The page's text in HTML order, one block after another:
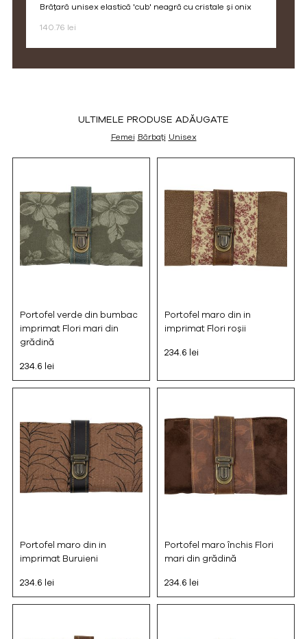
brățară unisex elastică 'cub' neagră cu cristale și onix
140.76 lei
ULTIMELE PRODUSE ADĂUGATE
Femei Bărbați Unisex
Portofel verde din bumbac
imprimat Flori mari din
grădină
234.6 lei
Portofel maro din in
imprimat Flori roșii
234.6 lei
Portofel maro din in
imprimat Buruieni
234.6 lei
Portofel maro închis Flori
mari din grădină
234.6 lei